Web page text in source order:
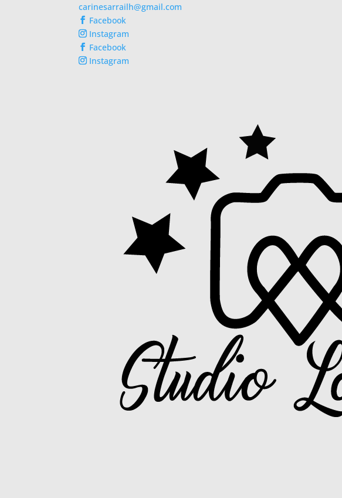
carinesarrailh@gmail.com
Facebook
Instagram
Facebook
Instagram